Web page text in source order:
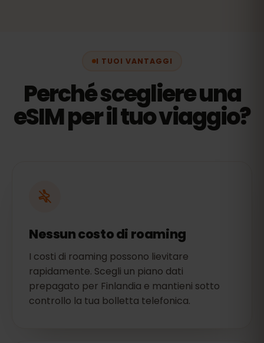
I TUOI VANTAGGI
Perché scegliere una
eSIM per il tuo viaggio?
Nessun costo di roaming
I costi di roaming possono lievitare
rapidamente. Scegli un piano dati
prepagato per Finlandia e mantieni sotto
controllo la tua bolletta telefonica.